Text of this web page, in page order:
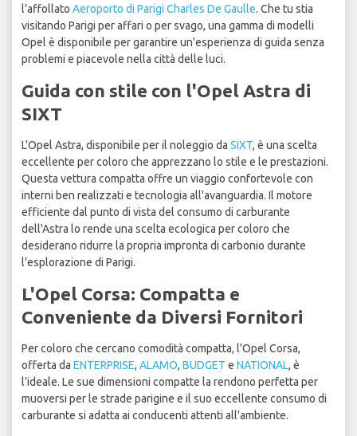
l'affollato Aeroporto di Parigi Charles De Gaulle. Che tu stia
visitando Parigi per affari o per svago, una gamma di modelli
Opel è disponibile per garantire un'esperienza di guida senza
problemi e piacevole nella città delle luci.
Guida con stile con l'Opel Astra di
SIXT
L'Opel Astra, disponibile per il noleggio da SIXT, è una scelta
eccellente per coloro che apprezzano lo stile e le prestazioni.
Questa vettura compatta offre un viaggio confortevole con
interni ben realizzati e tecnologia all'avanguardia. Il motore
efficiente dal punto di vista del consumo di carburante
dell'Astra lo rende una scelta ecologica per coloro che
desiderano ridurre la propria impronta di carbonio durante
l'esplorazione di Parigi.
L'Opel Corsa: Compatta e
Conveniente da Diversi Fornitori
Per coloro che cercano comodità compatta, l'Opel Corsa,
offerta da ENTERPRISE, ALAMO, BUDGET e NATIONAL, è
l'ideale. Le sue dimensioni compatte la rendono perfetta per
muoversi per le strade parigine e il suo eccellente consumo di
carburante si adatta ai conducenti attenti all'ambiente.